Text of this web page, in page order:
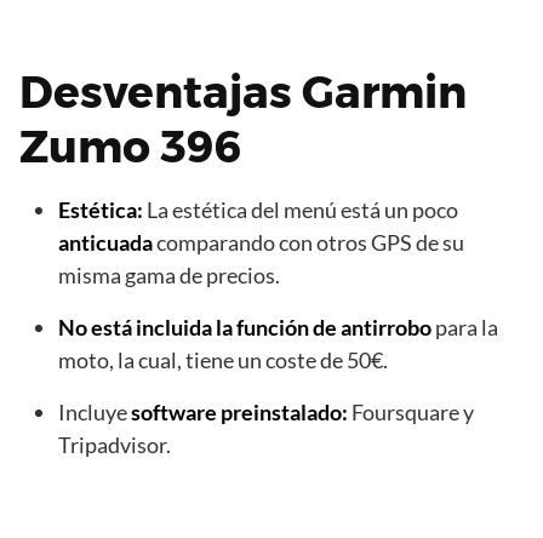
Desventajas Garmin
Zumo 396
Estética: La estética del menú está un poco
anticuadacomparando con otros GPS de su
misma gama de precios.
No está incluida la función de antirrobopara la
moto, la cual, tiene un coste de 50€.
Incluyesoftware preinstalado: Foursquare y
Tripadvisor.